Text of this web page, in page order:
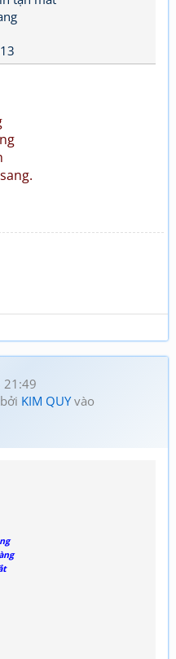
21:49
KIM QUYvào